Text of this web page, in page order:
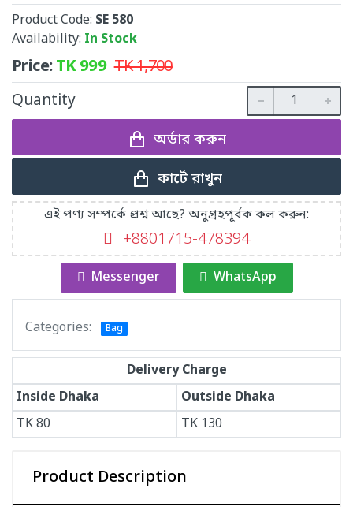
Product Code: SE 580
Availability: In Stock
Price:TK999 TK1,700
Quantity
অর্ডার করুন
কার্টে রাখুন
এই পণ্য সম্পর্কে প্রশ্ন আছে? অনুগ্রহপূর্বক কল করুন:
+8801715-478394
Messenger WhatsApp
Categories: Bag
Delivery Charge
Inside Dhaka
Outside Dhaka
TK80 TK 130
Product Description